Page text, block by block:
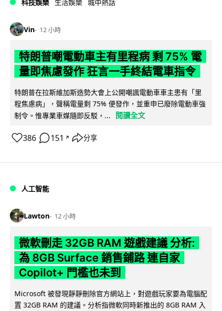
科技娛樂 生活娛樂 城中熱話
Vin 12 小時
特朗普嘲電動車主有里程病 剩 75% 電
量即焦慮發作 狂言一手終結電車指令
特朗普在拉斯維加斯造勢大會上公開嘲諷電動車車主患有「里
程焦慮病」，聲稱電量剩 75% 便發作，並重申已廢除電動車強
制令。惟專業車媒隨即反駁，...
閱讀全文
386 151 ↗ 分享
人工智能
Lawton 12 小時
微軟刪走 32GB RAM 遊戲建議 分析:
為 8GB Surface 銷售鋪路 連自家
Copilot+ 門檻也未到
Microsoft 被發現靜靜刪除官方網站上，對遊戲玩家要為電腦配
置 32GB RAM 的建議。分析指微軟同時新推出的 8GB RAM 入